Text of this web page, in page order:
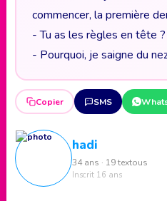
commencer, la première
- Tu as les règles en tête ?
- Pourquoi, je saigne du
Copier SMS
hadi
34 ans · 19 textous
Inscrit 16 ans